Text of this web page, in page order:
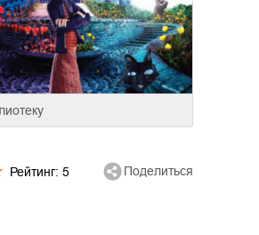
Рейтинг: 5 Поделиться